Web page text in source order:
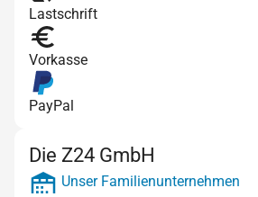
Lastschrift
Vorkasse
PayPal
Die Z24 GmbH
Unser Familienunternehmen